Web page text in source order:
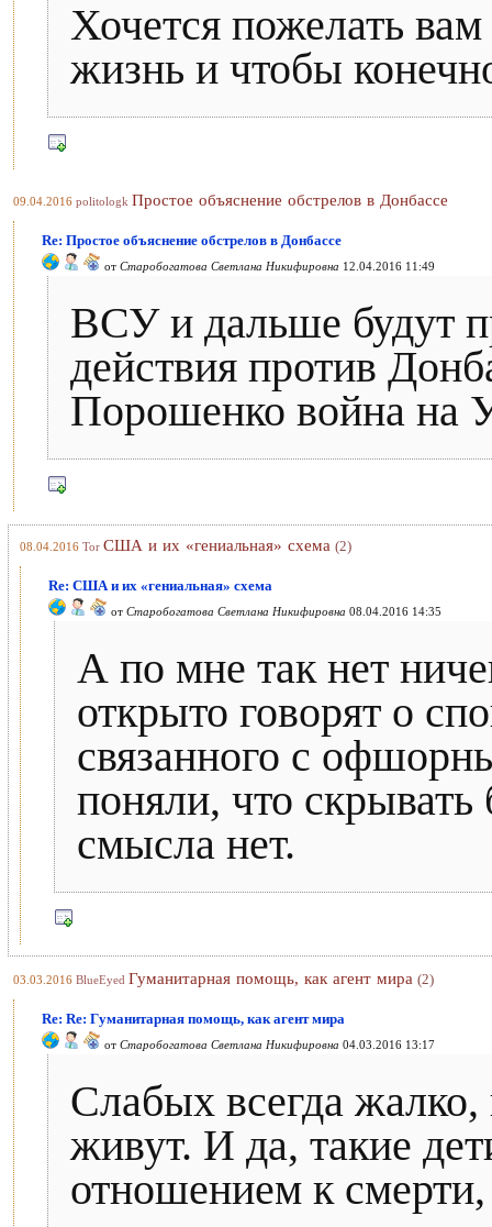
Хочется пожелать
жизнь и чтобы
09.04.2016 politologk Простое объяснение обстрелов в Донбассе
Re: Простое объяснение обстрелов в Донбассе
от Старобогатова Светлана Никифировна 12.04.2016 11:49
ВСУ и дальше будут
действия против
Порошенко война на
08.04.2016 Tor США и их «гениальная» схема (2)
Re: США и их «гениальная» схема
от Старобогатова Светлана Никифировна 08.04.2016 14:35
А по мне так нет
открыто говорят о
связанного с
поняли, что
смысла нет.
03.03.2016 BlueEyed Гуманитарная помощь, как агент мира (2)
Re: Re: Гуманитарная помощь, как агент мира
от Старобогатова Светлана Никифировна 04.03.2016 13:17
Слабых всегда
живут. И да, такие
отношением к